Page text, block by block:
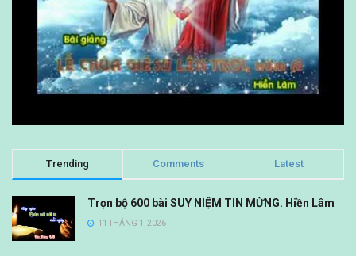
Trending Comments Latest
Trọn bộ 600 bài SUY NIỆM TIN MỪNG. Hiền Lâm
11 THÁNG 1, 2026